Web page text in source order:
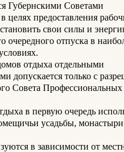
Губернскими Советами
предоставления
свои силы и
очередного отпуска в
отдыха отдельными
допускается только с
Совета
в первую очередь
усадьбы,
в зависимости от